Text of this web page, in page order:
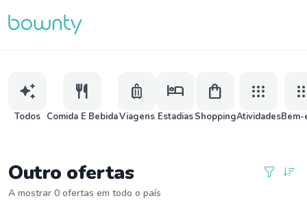
auto_awesome
Todos
restaurant
Comida E Bebida
luggage
Viagens
hotel
Estadias
shopping_bag
Shopping
apps
AtividadesBem-
Outro ofertas
A mostrar 0 ofertas em todo o país